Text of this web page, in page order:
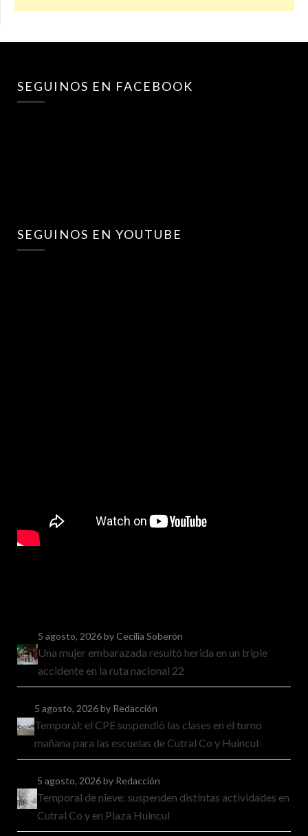
SEGUINOS EN FACEBOOK
SEGUINOS EN YOUTUBE
5 agosto, 2026by Cecilia Soberón
Una mujer embarazada resultó herida en un triple
accidente en la ruta nacional 22
5 agosto, 2026by Redacción
Temporal: el CPE suspendió las clases en el turno
mañana para las escuelas de Cutral Co y Huincul
5 agosto, 2026by Redacción
Temporal de nieve: suspenden distintas actividades en
Cutral Co y en Plaza Huincul